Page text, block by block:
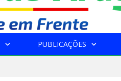
PUBLICAÇÕES